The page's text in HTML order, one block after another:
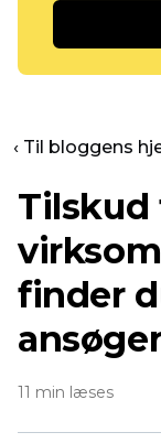
‹ Til bloggens
Tilskud
finder
11 min læses